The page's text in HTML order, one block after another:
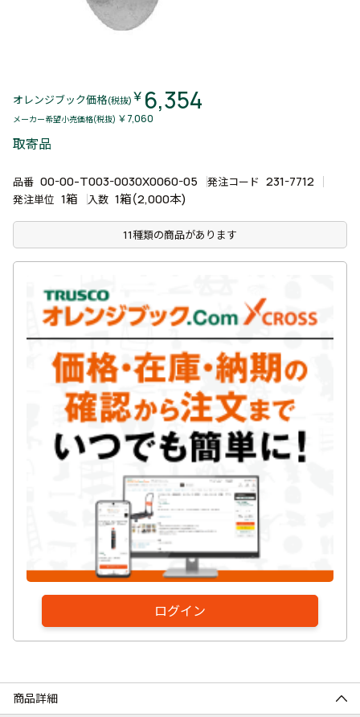
オレンジブック価格(税抜) ￥ 6,354
メーカー希望小売価格(税抜) ￥7,060
取寄品
品番 00-00-T003-0030X0060-05 発注コード 231-7712
発注単位 1箱 入数 1箱(2,000本)
11種類の商品があります
ログイン
商品詳細